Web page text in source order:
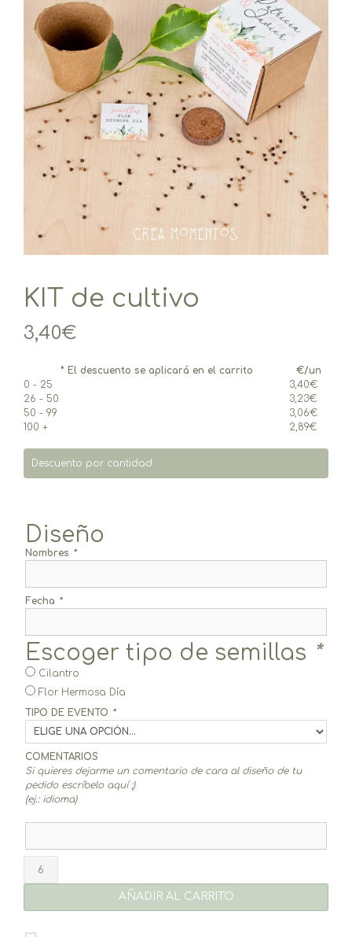
KIT de cultivo
3,40€
* El descuento se aplicará en el carrito
€/un
0 - 25
3,40€
26 - 50
3,23€
50 - 99
3,06€
100 +
2,89€
Descuento por cantidad
Diseño
Nombres *
Fecha *
Escoger tipo de semillas *
Cilantro
Flor Hermosa Día
TIPO DE EVENTO *
COMENTARIOS
Si quieres dejarme un comentario de cara al diseño de tu
pedido escríbelo aquí ;)
(ej.: idioma)
AÑADIR AL CARRITO